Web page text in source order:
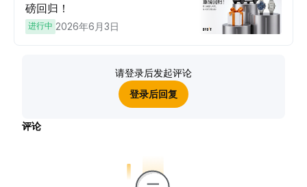
磅回归！
进行中 2026年6月3日
请登录后发起评论
登录后回复
评论